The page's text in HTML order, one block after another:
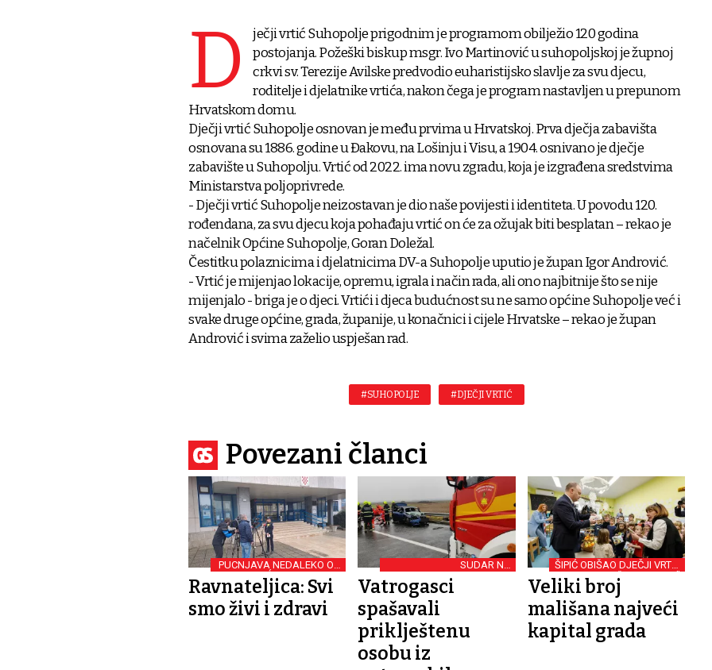
D
ječji vrtić Suhopolje prigodnim je programom obilježio 120 godina
postojanja. Požeški biskup msgr. Ivo Martinović u suhopoljskoj je župnoj
crkvi sv. Terezije Avilske predvodio euharistijsko slavlje za svu djecu,
roditelje i djelatnike vrtića, nakon čega je program nastavljen u prepunom
Hrvatskom domu.
Dječji vrtić Suhopolje osnovan je među prvima u Hrvatskoj. Prva dječja zabavišta
osnovana su 1886. godine u Đakovu, na Lošinju i Visu, a 1904. osnivano je dječje
zabavište u Suhopolju. Vrtić od 2022. ima novu zgradu, koja je izgrađena sredstvima
Ministarstva poljoprivrede.
- Dječji vrtić Suhopolje neizostavan je dio naše povijesti i identiteta. U povodu 120.
rođendana, za svu djecu koja pohađaju vrtić on će za ožujak biti besplatan – rekao je
načelnik Općine Suhopolje, Goran Doležal.
Čestitku polaznicima i djelatnicima DV-a Suhopolje uputio je župan Igor Andrović.
- Vrtić je mijenjao lokacije, opremu, igrala i način rada, ali ono najbitnije što se nije
mijenjalo - briga je o djeci. Vrtići i djeca budućnost su ne samo općine Suhopolje već i
svake druge općine, grada, županije, u konačnici i cijele Hrvatske – rekao je župan
Andrović i svima zaželio uspješan rad.
#SUHOPOLJE #DJEČJI VRTIĆ
Povezani članci
PUCNJAVA NEDALEKO OD
VRTIĆA UZNEMIRILA
GRAĐANE
Ravnateljica: Svi
smo živi i zdravi
SUDAR NA
SUHOPOLJSKOJ
Vatrogasci
spašavali
priklještenu
osobu iz
ŠIPIĆ OBIŠAO DJEČJI VRTIĆ
“VUKOVAR 1”
Veliki broj
mališana najveći
kapital grada